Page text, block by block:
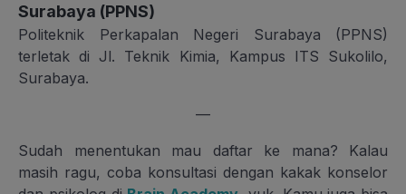
Surabaya (PPNS)
Politeknik Perkapalan Negeri Surabaya (PPNS)
terletak di Jl. Teknik Kimia, Kampus ITS Sukolilo,
Surabaya.
—
Sudah menentukan mau daftar ke mana? Kalau
masih ragu, coba konsultasi dengan kakak konselor